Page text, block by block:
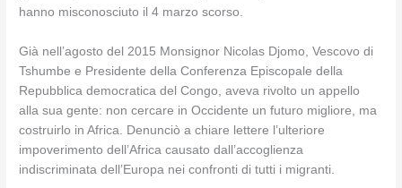
hanno misconosciuto il 4 marzo scorso.
Già nell’agosto del 2015 Monsignor Nicolas Djomo, Vescovo di
Tshumbe e Presidente della Conferenza Episcopale della
Repubblica democratica del Congo, aveva rivolto un appello
alla sua gente: non cercare in Occidente un futuro migliore, ma
costruirlo in Africa. Denunciò a chiare lettere l’ulteriore
impoverimento dell’Africa causato dall’accoglienza
indiscriminata dell’Europa nei confronti di tutti i migranti.